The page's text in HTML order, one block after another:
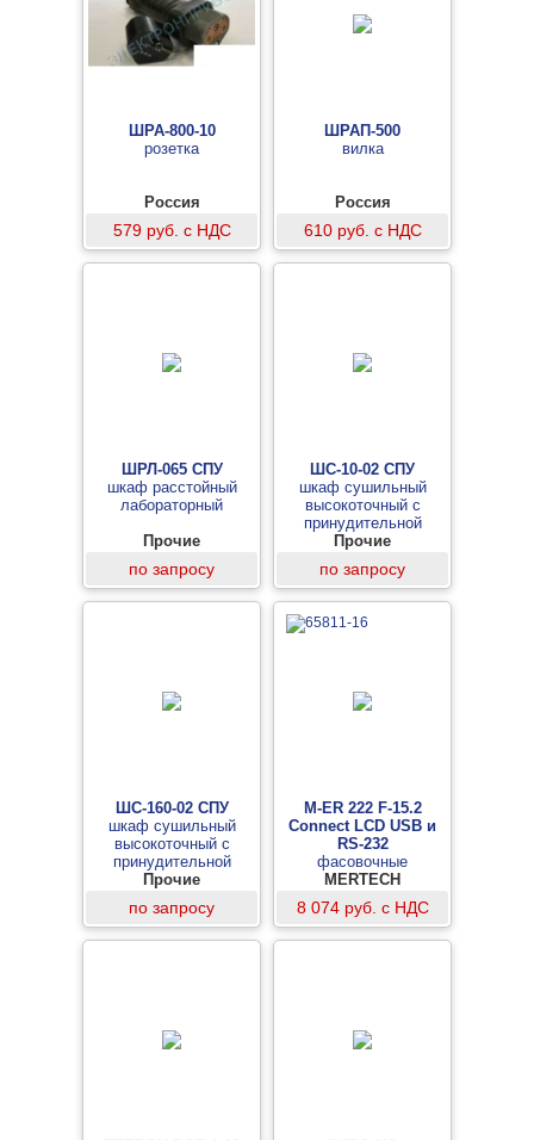
ШРА-800-10
розетка
Россия
579 руб. с НДС
ШРАП-500
вилка
Россия
610 руб. с НДС
ШРЛ-065 СПУ
шкаф расстойный
лабораторный
Прочие
по запросу
ШС-10-02 СПУ
шкаф сушильный
высокоточный с
принудительной
конвекцией воздуха
Прочие
по запросу
ШС-160-02 СПУ
шкаф сушильный
высокоточный с
принудительной
конвекцией воздуха
Прочие
по запросу
M-ER 222 F-15.2
Connect LCD USB и
RS-232
фасовочные
настольные весы
MERTECH
8 074 руб. с НДС